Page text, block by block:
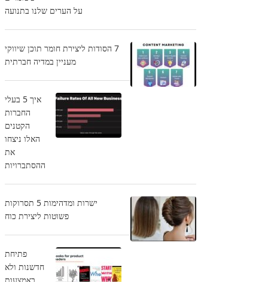
על הערים שלנו בתנועה
7 הסודות ליצירת חומר תוכן שיווקי
מעניין במדיה חברתית
איך 5 בעלי
החברות
הקטנים
האלו ניצחו
את
ההסתברויות
ישרות ומדהימות 5 תסרוקות
פשוטות ליצירת כוח
פתיחת
חדשנות ולא